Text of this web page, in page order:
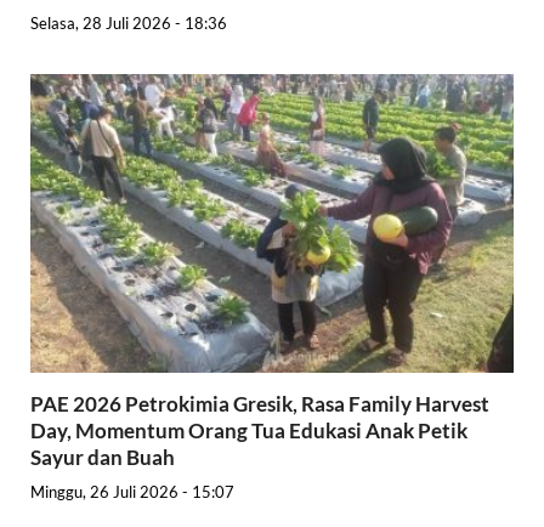
Selasa, 28 Juli 2026 - 18:36
PAE 2026 Petrokimia Gresik, Rasa Family Harvest
Day, Momentum Orang Tua Edukasi Anak Petik
Sayur dan Buah
Minggu, 26 Juli 2026 - 15:07